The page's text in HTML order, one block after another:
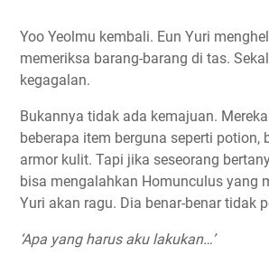
Yoo Yeolmu kembali. Eun Yuri
memeriksa barang-barang di tas.
kegagalan.
Bukannya tidak ada kemajuan.
beberapa item berguna seperti potion,
armor kulit. Tapi jika seseorang
bisa mengalahkan Homunculus yang
Yuri akan ragu. Dia benar-benar tidak
‘Apa yang harus aku lakukan…’